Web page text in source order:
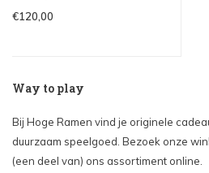
€120,00
Way to play
Bij Hoge Ramen vind je originele
duurzaam speelgoed. Bezoek onze
(een deel van) ons assortiment online.